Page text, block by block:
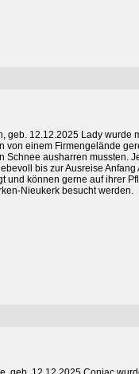
geb. 12.12.2025 Lady wurde
von einem Firmengelände
Schnee ausharren mussten.
bis zur Ausreise Anfang
und können gerne auf ihrer
Nieukerk besucht werden.